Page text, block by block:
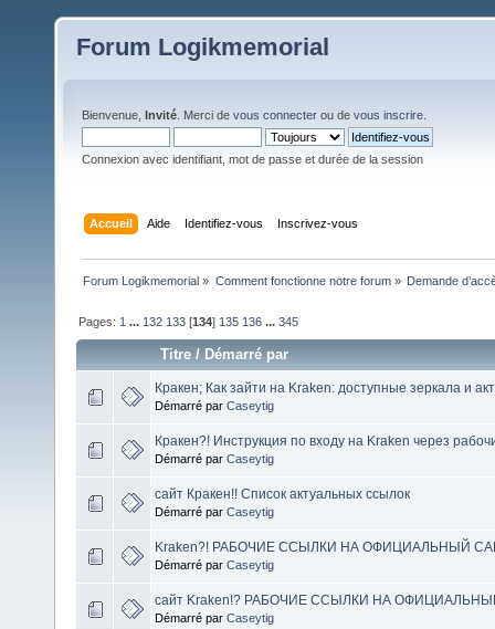
Forum Logikmemorial
Bienvenue, Invité . Merci de vous connecter ou de vous inscrire
Connexion avec identifiant, mot de passe et durée de la session
Accueil Aide Identifiez-vous Inscrivez-vous
Forum Logikmemorial » Comment fonctionne notre forum» Demande
Pages: 1 ... 132 133 [134] 135 136 ...345
Titre /Démarré par
Кракен; Как зайти на Kraken: доступные зеркала и
Démarré par Caseytig
Кракен?! Инструкция по входу на Kraken через
Démarré par Caseytig
сайт Кракен!! Список актуальных ссылок
Démarré par Caseytig
Kraken?! РАБОЧИЕ ССЫЛКИ НА ОФИЦИАЛЬНЫЙ
Démarré par Caseytig
сайт Kraken!? РАБОЧИЕ ССЫЛКИ НА
Démarré par Caseytig